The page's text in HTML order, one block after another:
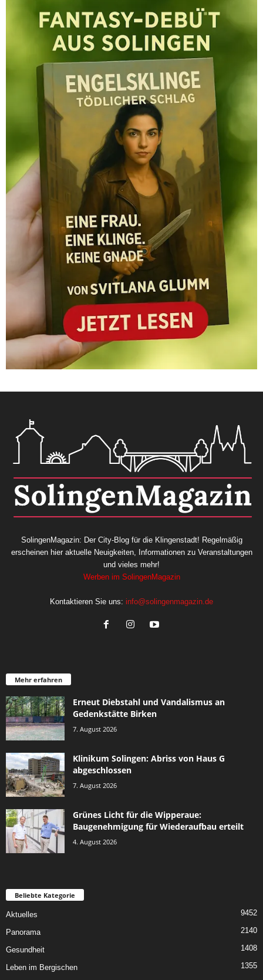
SolingenMagazin: Der City-Blog für die Klingenstadt! Regelmäßig
erscheinen hier aktuelle Neuigkeiten, Informationen zu Veranstaltungen
und vieles mehr!
Werben im SolingenMagazin
Kontaktieren Sie uns: info@solingenmagazin.de
Mehr erfahren
Erneut Diebstahl und Vandalismus an
Gedenkstätte Birken
7. August 2026
Klinikum Solingen: Abriss von Haus G
abgeschlossen
7. August 2026
Grünes Licht für die Wipperaue:
Baugenehmigung für Wiederaufbau erteilt
4. August 2026
Beliebte Kategorie
Aktuelles 9452
Panorama 2140
Gesundheit 1408
Leben im Bergischen
1355